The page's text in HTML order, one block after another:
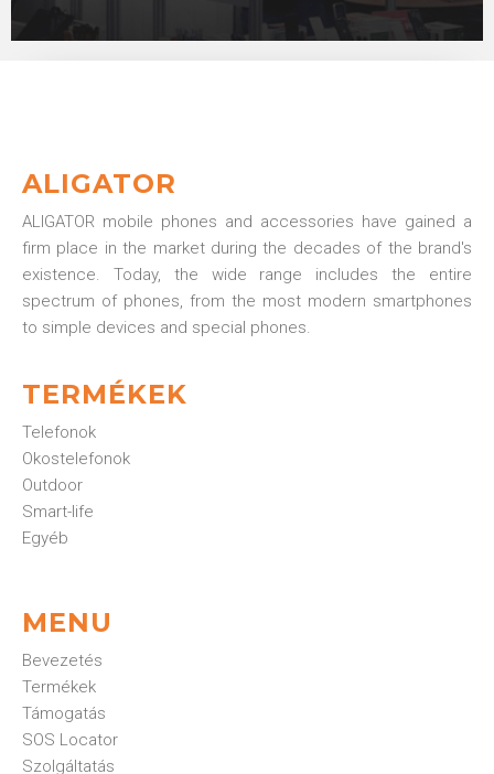
ALIGATOR
ALIGATOR mobile phones and accessories have gained a
firm place in the market during the decades of the brand's
existence. Today, the wide range includes the entire
spectrum of phones, from the most modern smartphones
to simple devices and special phones.
TERMÉKEK
Telefonok
Okostelefonok
Outdoor
Smart-life
Egyéb
MENU
Bevezetés
Termékek
Támogatás
SOS Locator
Szolgáltatás